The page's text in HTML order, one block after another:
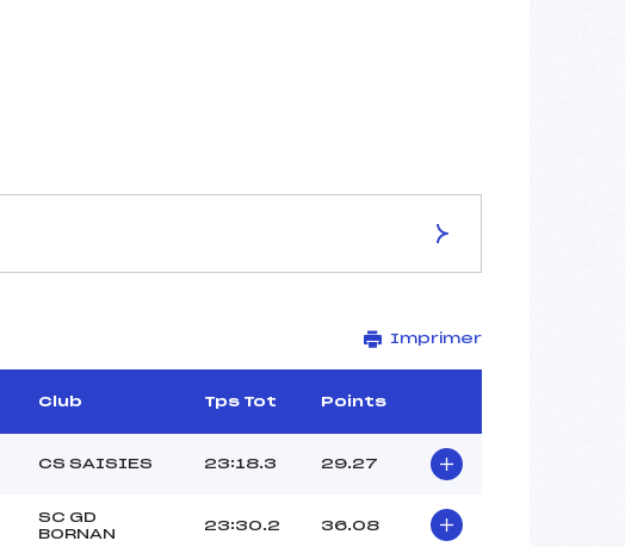
Site de Replis
7.5 km
Imprimer
Club Tps Tot Points
CS SAISIES 23:18.3 29.27
SC GD
BORNAN
23:30.2 36.08